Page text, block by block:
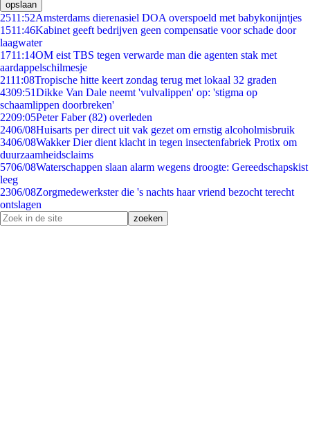
opslaan
2511:52Amsterdams dierenasiel DOA overspoeld met babykonijntjes
1511:46Kabinet geeft bedrijven geen compensatie voor schade door
laagwater
1711:14OM eist TBS tegen verwarde man die agenten stak met
aardappelschilmesje
2111:08Tropische hitte keert zondag terug met lokaal 32 graden
4309:51Dikke Van Dale neemt 'vulvalippen' op: 'stigma op
schaamlippen doorbreken'
2209:05Peter Faber (82) overleden
2406/08Huisarts per direct uit vak gezet om ernstig alcoholmisbruik
3406/08Wakker Dier dient klacht in tegen insectenfabriek Protix om
duurzaamheidsclaims
5706/08Waterschappen slaan alarm wegens droogte: Gereedschapskist
leeg
2306/08Zorgmedewerkster die 's nachts haar vriend bezocht terecht
ontslagen